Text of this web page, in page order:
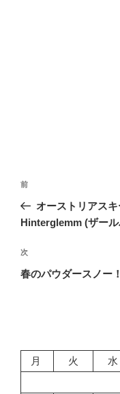
投
ナ
ゲ
ー
前
の
投
前
オーストリアス
Hinterglemm (ザー
次
の
次
春のパウダースノー
月
火 水